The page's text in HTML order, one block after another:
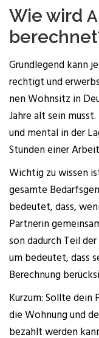
Wie wird
Grund­le­gend kann
rech­tigt und
nen Wohn­sitz in
Jah­re alt sein
und men­tal in der
Stun­den einer
Wich­tig zu wis­sen
gesam­te
bedeu­tet, dass,
Part­ne­rin
son dadurch Teil
um bedeu­tet, dass
Berech­nung
Kurz­um: Soll­te dein
die Woh­nung und
bezahlt wer­den